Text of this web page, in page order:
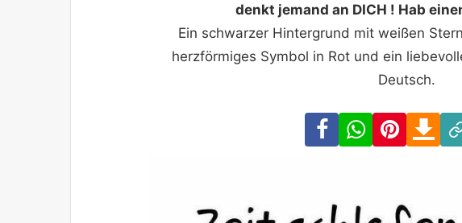
denkt jemand an DICH ! Hab
Ein schwarzer Hintergrund mit weißen
herzförmiges Symbol in Rot und ein
Deutsch.
FacebookWhatsApp